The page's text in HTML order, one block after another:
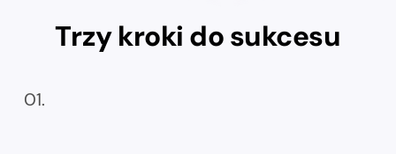
Trzy kroki do sukcesu
01.